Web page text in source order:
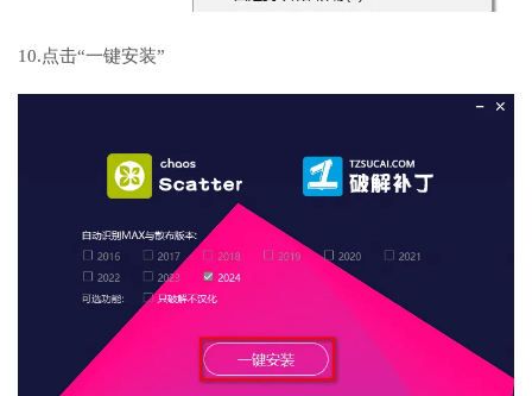
10.点击“一键安装”